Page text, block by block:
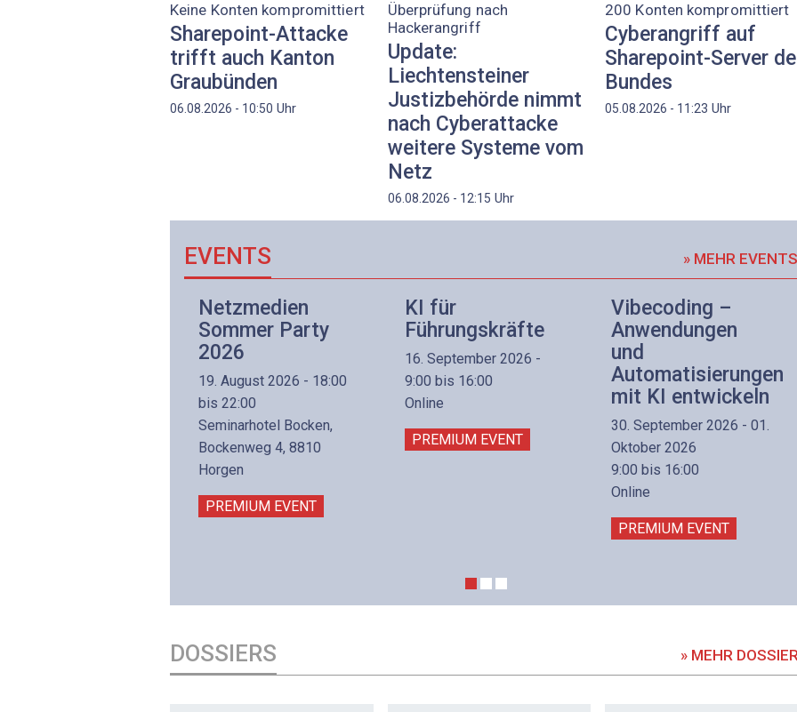
Keine Konten kompromittiert
Sharepoint-Attacke
trifft auch Kanton
Graubünden
06.08.2026 - 10:50 Uhr
Überprüfung nach
Hackerangriff
Update:
Liechtensteiner
Justizbehörde nimmt
nach Cyberattacke
weitere Systeme vom
Netz
06.08.2026 - 12:15 Uhr
200 Konten kompromittiert
Cyberangriff auf
Sharepoint-Server
Bundes
05.08.2026 - 11:23 Uhr
EVENTS » MEHR EVENTS
Netzmedien
Sommer Party
2026
19. August 2026 - 18:00
bis 22:00
Seminarhotel Bocken,
Bockenweg 4, 8810
Horgen
PREMIUM EVENT
KI für
Führungskräfte
16. September 2026 -
9:00 bis 16:00
Online
PREMIUM EVENT
Vibecoding –
Anwendungen
und
Automatisierungen
mit KI entwickeln
30. September 2026 - 01.
Oktober 2026
9:00 bis 16:00
Online
PREMIUM EVENT
DOSSIERS » MEHR